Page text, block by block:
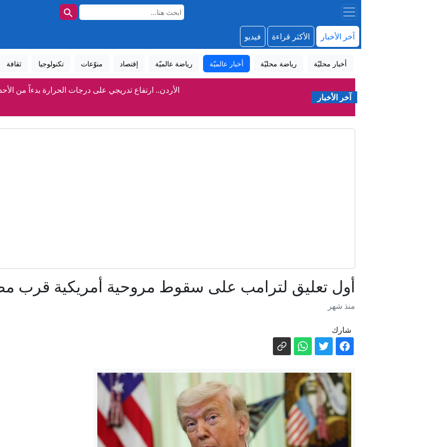
آخر الأخبار الأكثر قراءة فيديو
أخبار محليّة رياضة محليّة أخبار عالميّة رياضة عالميّة إقتصاد منوّعات تكنولوجيا ثقافة
آخر الأخبار
الأردن.. ارتفاع تدريجي على درجات الحرارة بدءاً من
إيران.. ترمب يتحدث عن نهاية وشيكة للحرب وسط استياء بشأن
كيف نجح الحلفاء في تهريب "سلاح هتلر العجيب" من بولندا المحتلة
الدفاع الروسية: إصابة 3 سفن شحن محملة بإمدادات للجيش الأوكراني
ترامب يحاول مجدداً تقييد حق المواطنة بالولادة في الولايات المتحدة عبر
أول تعليق لترامب على سقوط مروحية أمريكية قرب
منذ شهر
شارك